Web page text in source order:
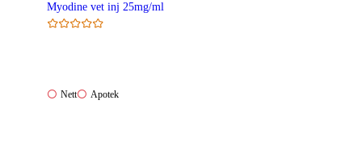
Myodine vet inj 25mg/ml
Nett:
Nett
Apotek:
Apotek